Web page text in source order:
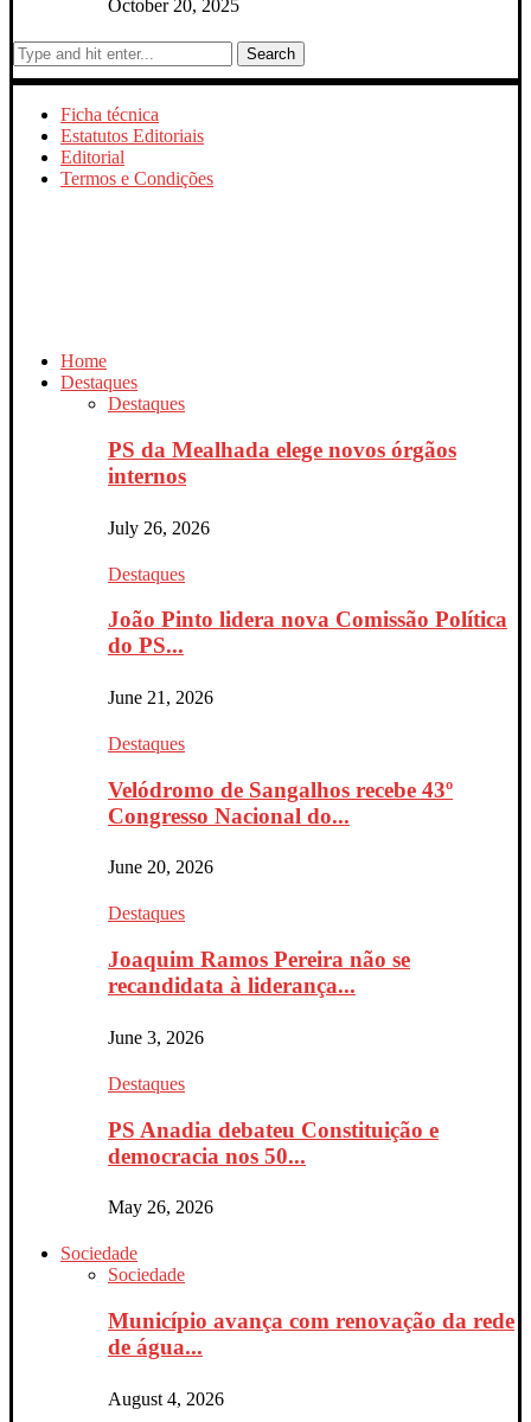
October 20, 2025
Search
Ficha técnica
Estatutos Editoriais
Editorial
Termos e Condições
Home
Destaques
Destaques
PS da Mealhada elege novos órgãos
internos
July 26, 2026
Destaques
João Pinto lidera nova Comissão Política
do PS...
June 21, 2026
Destaques
Velódromo de Sangalhos recebe 43º
Congresso Nacional do...
June 20, 2026
Destaques
Joaquim Ramos Pereira não se
recandidata à liderança...
June 3, 2026
Destaques
PS Anadia debateu Constituição e
democracia nos 50...
May 26, 2026
Sociedade
Sociedade
Município avança com renovação da rede
de água...
August 4, 2026